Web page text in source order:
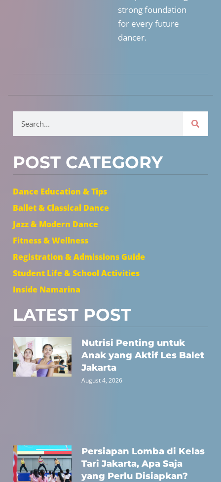
strong foundation
for every future
dancer.
POST CATEGORY
Dance Education & Tips
Ballet & Classical Dance
Jazz & Modern Dance
Fitness & Wellness
Registration & Admissions Guide
Student Life & School Activities
Inside Namarina
LATEST POST
Nutrisi Penting untuk
Anak yang Aktif Les Balet
Jakarta
August 4, 2026
Persiapan Lomba di Kelas
Tari Jakarta, Apa Saja
yang Perlu Disiapkan?